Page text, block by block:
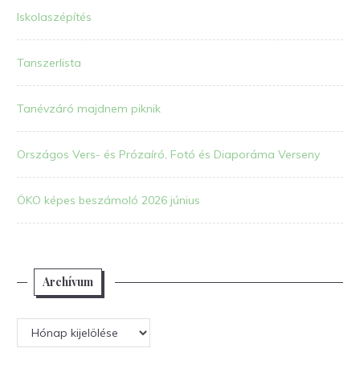
Iskolaszépítés
Tanszerlista
Tanévzáró majdnem piknik
Országos Vers- és Prózaíró, Fotó és Diaporáma Verseny
ÖKO képes beszámoló 2026 június
Archívum
Archívum